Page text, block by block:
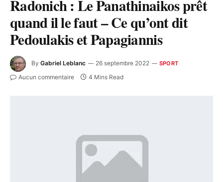
Radonich : Le Panathinaikos prêt
quand il le faut – Ce qu’ont dit
Pedoulakis et Papagiannis
By Gabriel Leblanc 26 septembre 2022 SPORT
Aucun commentaire 4 Mins Read